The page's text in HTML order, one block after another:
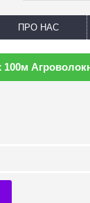
ПРО НАС